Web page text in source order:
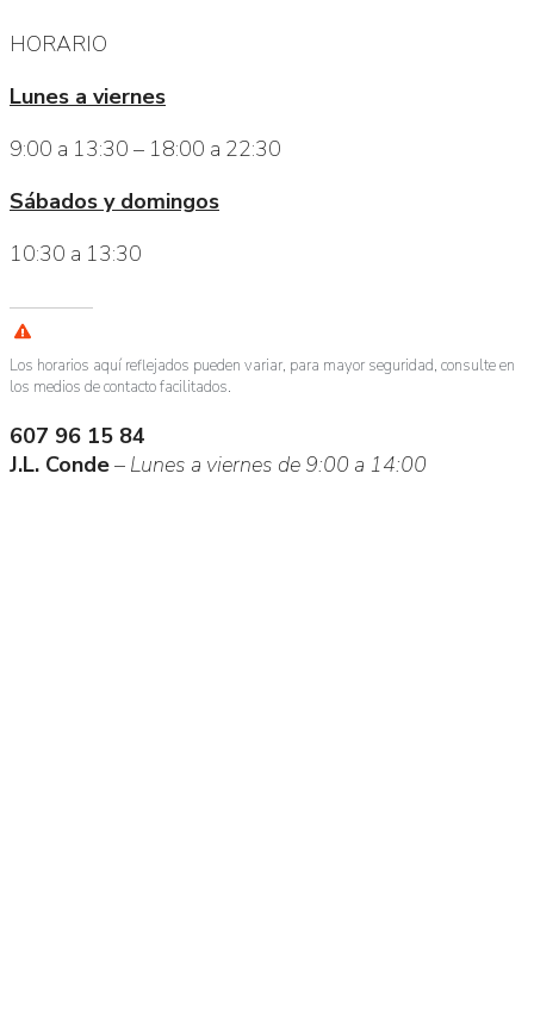
HORARIO
Lunes a viernes
9:00 a 13:30 – 18:00 a 22:30
Sábados y domingos
10:30 a 13:30
Los horarios aquí reflejados pueden variar, para mayor seguridad, consulte en
los medios de contacto facilitados.
607 96 15 84
J.L. Conde– Lunes a viernes de 9:00 a 14:00